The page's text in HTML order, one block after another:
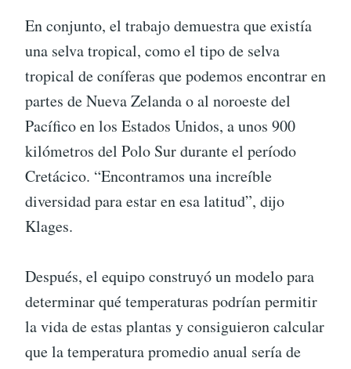
En conjunto, el trabajo demuestra que existía
una selva tropical, como el tipo de selva
tropical de coníferas que podemos encontrar en
partes de Nueva Zelanda o al noroeste del
Pacífico en los Estados Unidos, a unos 900
kilómetros del Polo Sur durante el período
Cretácico. “Encontramos una increíble
diversidad para estar en esa latitud”, dijo
Klages.
Después, el equipo construyó un modelo para
determinar qué temperaturas podrían permitir
la vida de estas plantas y consiguieron calcular
que la temperatura promedio anual sería de